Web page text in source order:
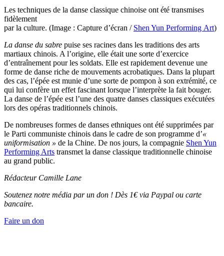
Les techniques de la danse classique chinoise ont été transmises
fidèlement
par la culture. (Image : Capture d’écran / Shen Yun Performing Art)
La danse du sabre puise ses racines dans les traditions des arts
martiaux chinois. A l’origine, elle était une sorte d’exercice
d’entraînement pour les soldats. Elle est rapidement devenue une
forme de danse riche de mouvements acrobatiques. Dans la plupart
des cas, l’épée est munie d’une sorte de pompon à son extrémité, ce
qui lui confère un effet fascinant lorsque l’interprète la fait bouger.
La danse de l’épée est l’une des quatre danses classiques exécutées
lors des opéras traditionnels chinois.
De nombreuses formes de danses ethniques ont été supprimées par
le Parti communiste chinois dans le cadre de son programme d’«
uniformisation » de la Chine. De nos jours, la compagnie Shen Yun
Performing Arts transmet la danse classique traditionnelle chinoise
au grand public.
Rédacteur Camille Lane
Soutenez notre média par un don ! Dès 1€ via Paypal ou carte
bancaire.
Faire un don